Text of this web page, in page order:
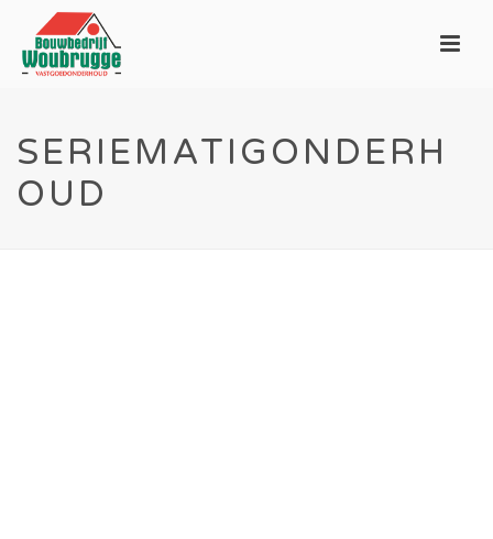
SERIEMATIGONDERH
OUD